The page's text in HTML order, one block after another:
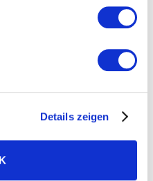
Details zeigen